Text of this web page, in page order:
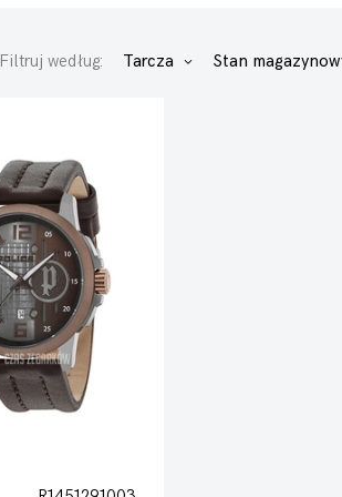
Filtruj według: Tarcza Stan